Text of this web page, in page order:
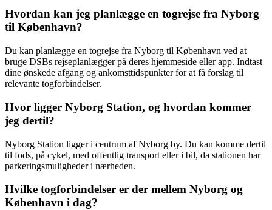
Hvordan kan jeg planlægge en togrejse fra Nyborg
til København?
Du kan planlægge en togrejse fra Nyborg til København ved at
bruge DSBs rejseplanlægger på deres hjemmeside eller app. Indtast
dine ønskede afgang og ankomsttidspunkter for at få forslag til
relevante togforbindelser.
Hvor ligger Nyborg Station, og hvordan kommer
jeg dertil?
Nyborg Station ligger i centrum af Nyborg by. Du kan komme dertil
til fods, på cykel, med offentlig transport eller i bil, da stationen har
parkeringsmuligheder i nærheden.
Hvilke togforbindelser er der mellem Nyborg og
København i dag?